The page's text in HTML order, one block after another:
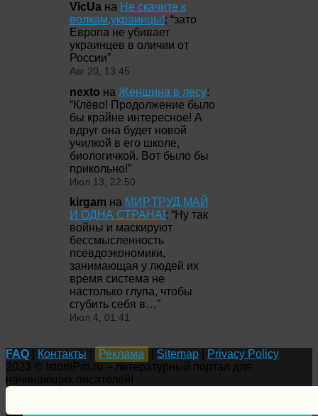
VicUa на Не скачите к
волкам,украинцы!: “зато
Европа не убивает
украинцев в оличии от
России”
Авг 20, 13:45
nexto на Женщина в лесу:
“Клёво! Продолжение было
бы крайне интересное! А
вдруг она будет новой
училкой в его школе,
биологичкой. Вот было бы
прикольно!”
Июл 13, 22:50
kirgam на МИР,ТРУД,МАЙ
И ОДНА СТРАНА!: “Ну так
войны и маскируют
бессмысленность
псевдоэкономики,
занимающая у людей их
время система не
настолько глупа, чтобы
сгубить себя в…”
Июл 4, 01:41
FAQ Контакты Реклама Sitemap
Privacy Policy